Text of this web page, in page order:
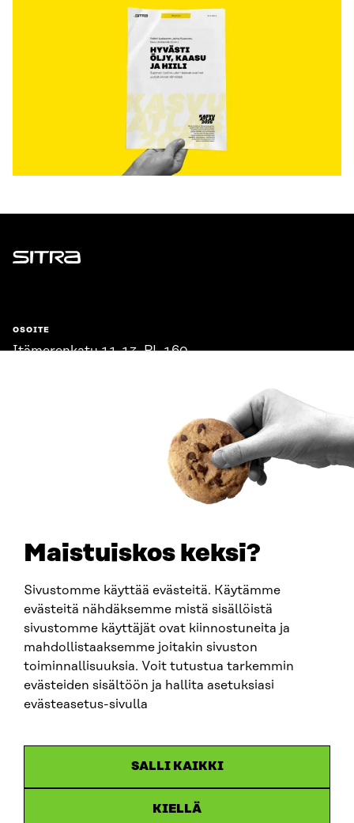
Maistuiskos keksi?
Sivustomme käyttää evästeitä. Käytämme
evästeitä nähdäksemme mistä sisällöistä
sivustomme käyttäjät ovat kiinnostuneita ja
mahdollistaaksemme joitakin sivuston
toiminnallisuuksia. Voit tutustua tarkemmin
evästeiden sisältöön ja hallita asetuksiasi
evästeasetus-sivulla
SALLI KAIKKI
KIELLÄ
Sitra
OSOITE
Itämerenkatu 11-13, PL 160,
SITRA SOSIAALISESSA MEDIASSA
LinkedIn
Instagram
YouTube